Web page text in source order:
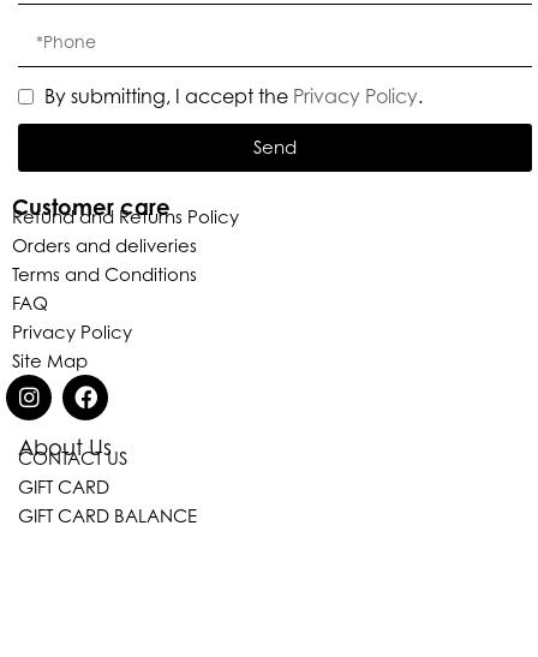
About Us
CONTACT US
GIFT CARD
GIFT CARD BALANCE
Customer care
Refund and Returns Policy
Orders and deliveries
Terms and Conditions
FAQ
Privacy Policy
Site Map
By submitting, I accept the Privacy Policy.
Send
Eleganza Israel